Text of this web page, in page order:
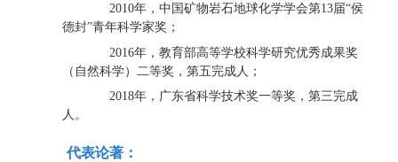
2010年，中国矿物岩石地球化学学会第13届“侯
德封”青年科学家奖；
2016年，教育部高等学校科学研究优秀成果奖
（自然科学）二等奖，第五完成人；
2018年，广东省科学技术奖一等奖，第三完成
人。
代表论著：